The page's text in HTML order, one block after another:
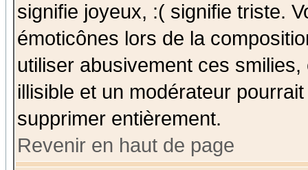
signifie joyeux, :( signifie triste.
émoticônes lors de la
utiliser abusivement ces
illisible et un modérateur
supprimer entièrement.
Revenir en haut de page